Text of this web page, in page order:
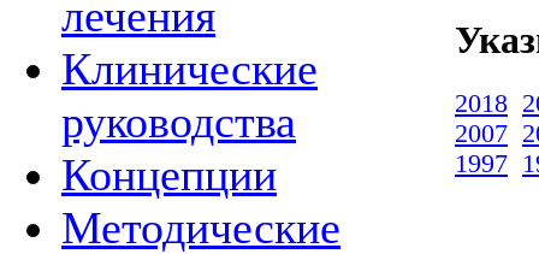
лечения
Клинические
руководства
Концепции
Методические
2018
2007
1997